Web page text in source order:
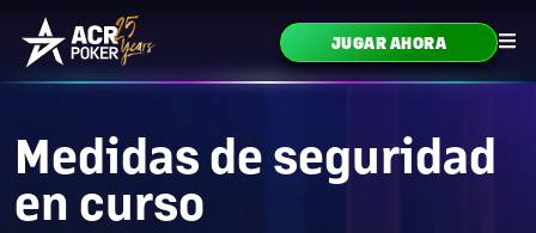
Ir al contenido
Navegación principalJUGAR AHORA
Medidas de seguridad
en curso